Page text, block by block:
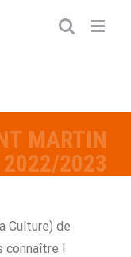
MARTIN
2022/2023
Culture) de
connaître !